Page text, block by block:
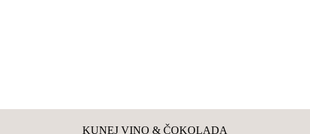
KUNEJ VINO & ČOKOLADA